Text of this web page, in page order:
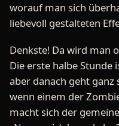
worauf man sich
liebevoll gestalteten
Denkste! Da wird man
Die erste halbe Stunde
aber danach geht ganz
wenn einem der
macht sich der